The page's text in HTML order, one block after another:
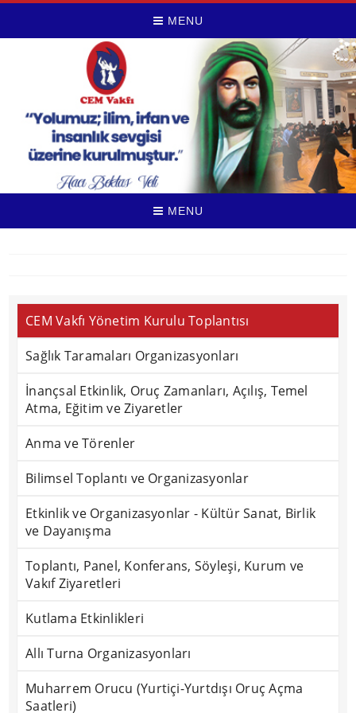
MENU
MENU
CEM Vakfı Yönetim Kurulu Toplantısı
Sağlık Taramaları Organizasyonları
İnançsal Etkinlik, Oruç Zamanları, Açılış, Temel
Atma, Eğitim ve Ziyaretler
Anma ve Törenler
Bilimsel Toplantı ve Organizasyonlar
Etkinlik ve Organizasyonlar - Kültür Sanat, Birlik
ve Dayanışma
Toplantı, Panel, Konferans, Söyleşi, Kurum ve
Vakıf Ziyaretleri
Kutlama Etkinlikleri
Allı Turna Organizasyonları
Muharrem Orucu (Yurtiçi-Yurtdışı Oruç Açma
Saatleri)